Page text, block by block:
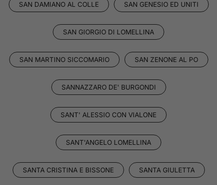
SAN DAMIANO AL COLLE SAN GENESIO ED UNITI
SAN GIORGIO DI LOMELLINA
SAN MARTINO SICCOMARIO SAN ZENONE AL PO
SANNAZZARO DE' BURGONDI
SANT' ALESSIO CON VIALONE
SANT'ANGELO LOMELLINA
SANTA CRISTINA E BISSONE SANTA GIULETTA